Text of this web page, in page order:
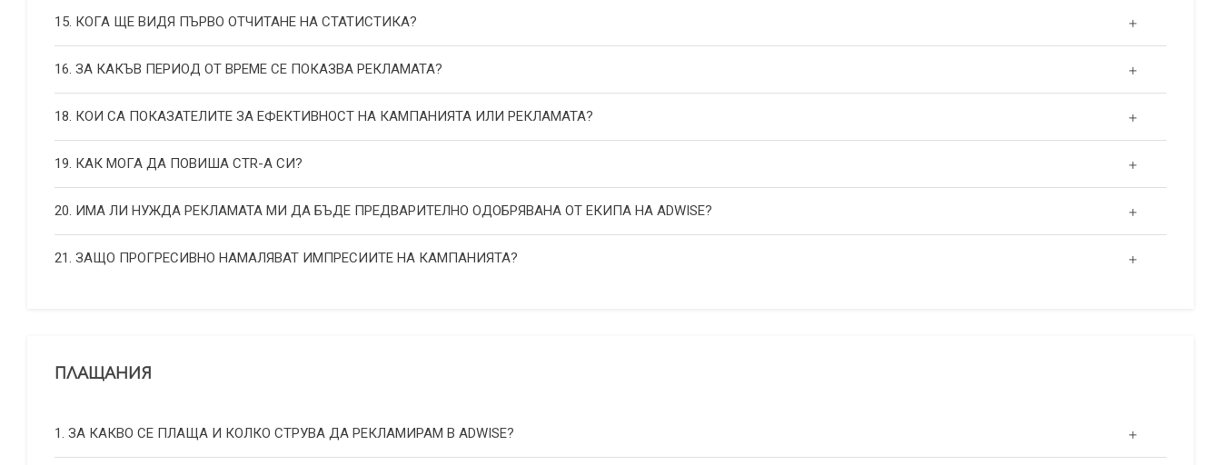
15. КОГА ЩЕ ВИДЯ ПЪРВО ОТЧИТАНЕ НА СТАТИСТИКА?
16. ЗА КАКЪВ ПЕРИОД ОТ ВРЕМЕ СЕ ПОКАЗВА РЕКЛАМАТА?
18. КОИ СА ПОКАЗАТЕЛИТЕ ЗА ЕФЕКТИВНОСТ НА КАМПАНИЯТА ИЛИ РЕКЛАМАТА?
19. КАК МОГА ДА ПОВИША СТR-А СИ?
20. ИМА ЛИ НУЖДА РЕКЛАМАТА МИ ДА БЪДЕ ПРЕДВАРИТЕЛНО ОДОБРЯВАНА ОТ ЕКИПА НА ADWISE?
21. ЗАЩО ПРОГРЕСИВНО НАМАЛЯВАТ ИМПРЕСИИТЕ НА КАМПАНИЯТА?
ПЛАЩАНИЯ
1. ЗА КАКВО СЕ ПЛАЩА И КОЛКО СТРУВА ДА РЕКЛАМИРАМ В ADWISE?